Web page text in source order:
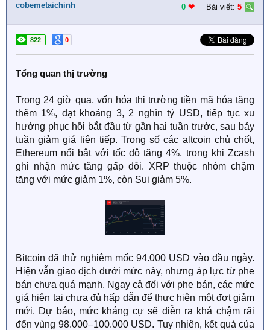
cobemetaichinh 0 ❤︎ Bài viết: 5
822 0
Tổng quan thị trường
Trong 24 giờ qua, vốn hóa thị trường tiền mã hóa tăng
thêm 1%, đạt khoảng 3, 2 nghìn tỷ USD, tiếp tục xu
hướng phục hồi bắt đầu từ gần hai tuần trước, sau bảy
tuần giảm giá liên tiếp. Trong số các altcoin chủ chốt,
Ethereum nổi bật với tốc độ tăng 4%, trong khi Zcash
ghi nhận mức tăng gấp đôi. XRP thuộc nhóm chậm
tăng với mức giảm 1%, còn Sui giảm 5%.
Bitcoin đã thử nghiệm mốc 94.000 USD vào đầu ngày.
Hiện vẫn giao dịch dưới mức này, nhưng áp lực từ phe
bán chưa quá mạnh. Ngay cả đối với phe bán, các mức
giá hiện tại chưa đủ hấp dẫn để thực hiện một đợt giảm
mới. Dự báo, mức kháng cự sẽ diễn ra khá chậm rãi
đến vùng 98.000–100.000 USD. Tuy nhiên, kết quả của